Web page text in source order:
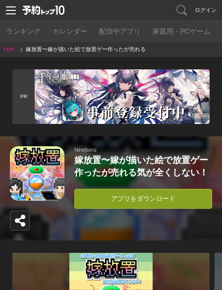
ログイン
ランキング カレンダー 配信中アプリ 家庭用・PCゲーム
TOP
嫁放置〜嫁が描いた絵で放置ゲー作ったが売れる
PR
Ninebonz
嫁放置〜嫁が描いた絵で放置ゲー
作ったが売れる気が全くしない！
アプリをダウンロード